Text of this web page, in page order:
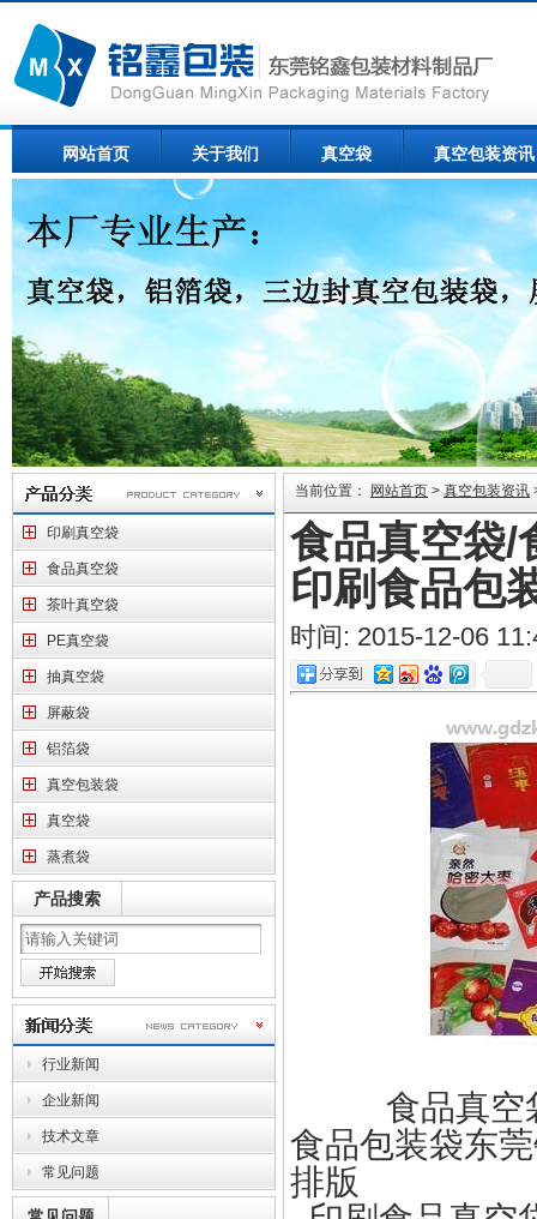
网站首页 关于我们 真空袋 真空包装资讯
印刷真空袋
食品真空袋
茶叶真空袋
PE真空袋
抽真空袋
屏蔽袋
铝箔袋
真空包装袋
真空袋
蒸煮袋
产品搜索
行业新闻
企业新闻
技术文章
常见问题
当前位置： 网站首页 > 真空包装资讯
食品真空袋/
印刷食品包
时间: 2015-12-06
食品真空袋/
食品包装袋东
排版